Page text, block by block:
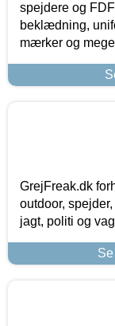
spejdere og
beklædning,
mærker og
GrejFreak.dk
outdoor,
jagt, politi og